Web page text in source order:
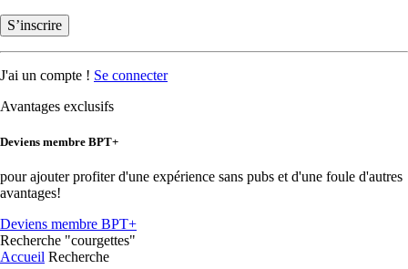
S’inscrire
J'ai un compte ! Se connecter
Avantages exclusifs
Deviens membre BPT+
pour ajouter profiter d'une expérience sans pubs et d'une foule d'autres
avantages!
Deviens membre BPT+
Recherche "courgettes"
Accueil Recherche